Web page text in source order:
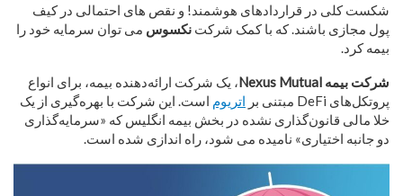
شکست کلی در قراردادهای هوشمند! و نقص های احتمالی در کیف
پول مجازی باشند. که با کمک شرکت نکسوس می توان سرمایه خود را
بیمه کرد.
شرکت بیمه Nexus Mutual
، یک شرکت ارائه‌دهنده بیمه، برای انواع
پروتکل‌های DeFi مبتنی بر
اتریوم است. این شرکت با بهره‌گیری از یک
خلا مالی قانون‌گذاری نشده در بخش بیمه انگلیس که «سرمایه‌گذاری
دو جانبه اختیاری» نامیده می شود، راه اندازی شده است.